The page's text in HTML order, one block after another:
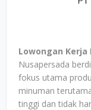
Lowongan Kerja
Nusapersada
fokus utama
minuman
tinggi dan tidak